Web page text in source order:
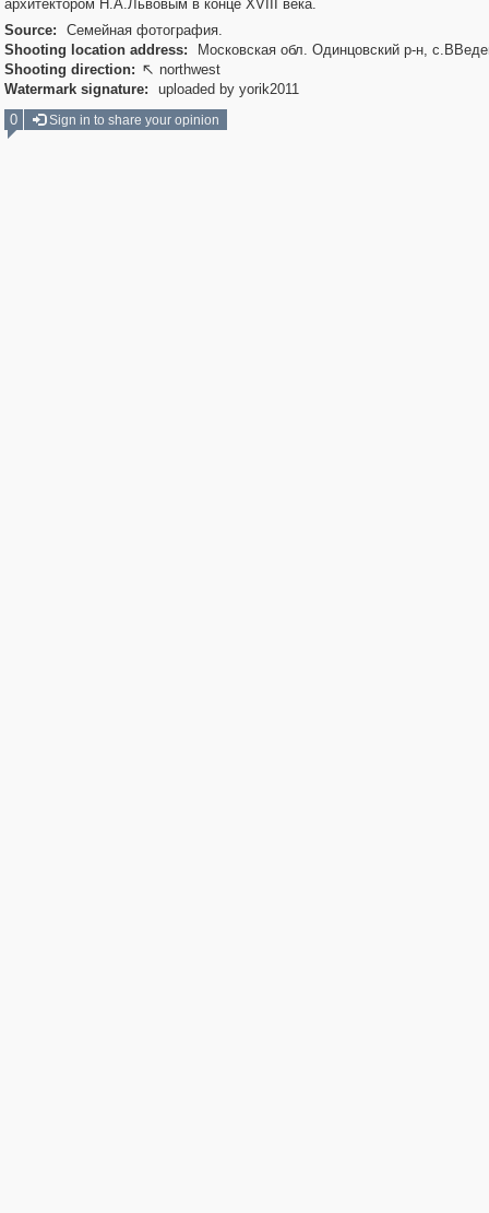
архитектором Н.А.Львовым в конце XVIII века.
Source:
Семейная фотография.
Shooting location address:
Московская обл. Одинцовский р-н,
Shooting direction:  northwest
Watermark signature:
uploaded by yorik2011
0
Sign in to share your opinion